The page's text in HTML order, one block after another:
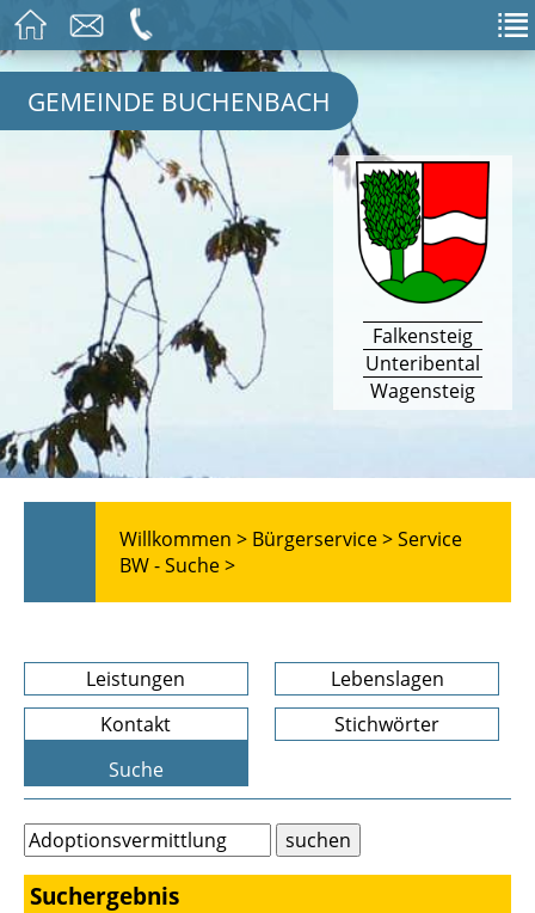
GEMEINDE BUCHENBACH
Falkensteig
Unteribental
Wagensteig
Willkommen > Bürgerservice >Service
BW - Suche >
Leistungen
Lebenslagen
Kontakt
Stichwörter
Suche
Suchergebnis